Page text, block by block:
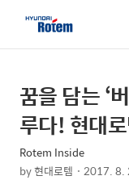
상
세
컨
텐
본
문
제
목
꿈을 담는 ‘
루다! 현대
Rotem Inside
by현대로템 2017. 8.